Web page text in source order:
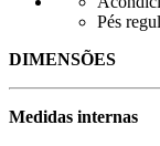
Pés
DIMENSÕES